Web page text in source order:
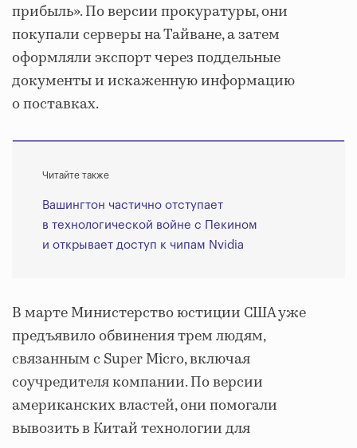
прибыль». По версии прокуратуры, они
покупали серверы на Тайване, а затем
оформляли экспорт через поддельные
документы и искаженную информацию
о поставках.
Читайте также
Вашингтон частично отступает
в технологической войне с Пекином
и открывает доступ к чипам Nvidia
В марте Министерство юстиции США уже
предъявило обвинения трем людям,
связанным с Super Micro, включая
соучредителя компании. По версии
американских властей, они помогали
вывозить в Китай технологии для